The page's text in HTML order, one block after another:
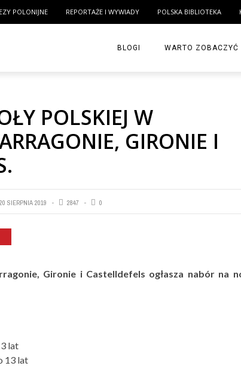
POLONIJNE REPORTAŻE I WYWIADY POLSKA BIBLIOTEKA
BLOGI WARTO ZOBACZYĆ
POLSKIEJ W
GIRONIE I
20 SIERPNIA 2019 2847 0
Gironie i Castelldefels ogłasza nabór na
lat
13 lat